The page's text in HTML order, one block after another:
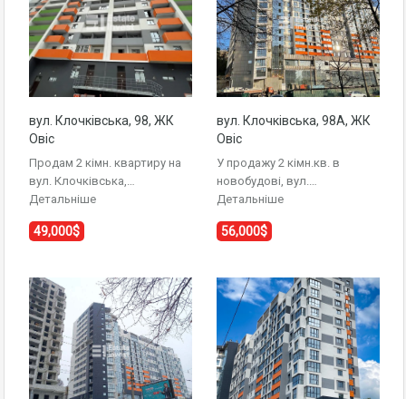
вул. Клочківська, 98, ЖК
Овіс
Продам 2 кімн. квартиру на
вул. Клочківська,…
Детальніше
49,000$
вул. Клочківська, 98А, ЖК
Овіс
У продажу 2 кімн.кв. в
новобудові, вул.…
Детальніше
56,000$